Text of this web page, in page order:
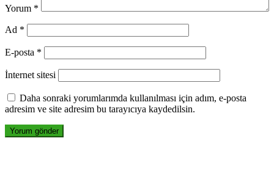
Yorum *
Ad *
E-posta *
İnternet sitesi
Daha sonraki yorumlarımda kullanılması için adım, e-posta
adresim ve site adresim bu tarayıcıya kaydedilsin.